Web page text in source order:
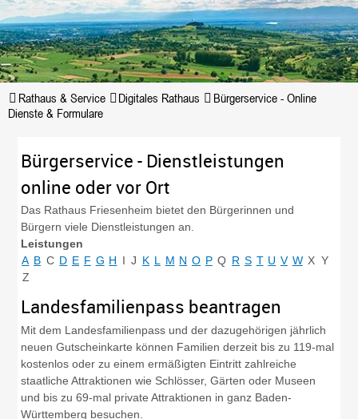
Rathaus & Service Digitales Rathaus
Bürgerservice - Online
Dienste & Formulare
Bürgerservice - Dienstleistungen
online oder vor Ort
Das Rathaus Friesenheim bietet den Bürgerinnen und
Bürgern viele Dienstleistungen an.
Leistungen
A B C D E F G H I J K L M N O P Q R S T U V W X Y
Z
Landesfamilienpass beantragen
Mit dem Landesfamilienpass und der dazugehörigen jährlich
neuen Gutscheinkarte können Familien derzeit bis zu 119-mal
kostenlos oder zu einem ermäßigten Eintritt zahlreiche
staatliche Attraktionen wie Schlösser, Gärten oder Museen
und bis zu 69-mal private Attraktionen in ganz Baden-
Württemberg besuchen.